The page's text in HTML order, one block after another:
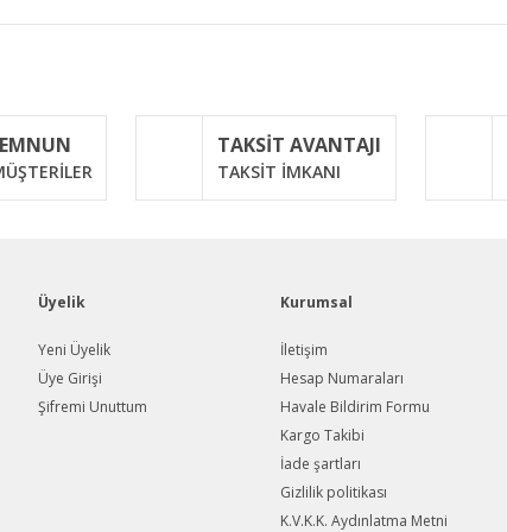
Yorum Yaz
Gönder
TAKSİT AVANTAJI
TAKSİT İMKANI
Üyelik
Yeni Üyelik
Üye Girişi
Şifremi Unuttum
Kurumsal
İletişim
Hesap Numaraları
Havale Bildirim Formu
Kargo Takibi
İade şartları
Gizlilik politikası
K.V.K.K. Aydınlatma Metni